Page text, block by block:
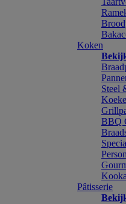
Koken
Steel
BBQ
Pâtisserie